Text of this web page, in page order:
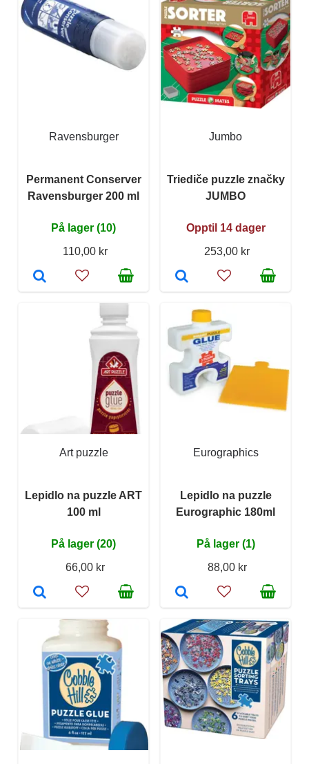
Ravensburger
Permanent Conserver
Ravensburger 200 ml
På lager (10)
110,00 kr
Jumbo
Triediče puzzle značky
JUMBO
Opptil 14 dager
253,00 kr
Art puzzle
Lepidlo na puzzle ART
100 ml
På lager (20)
66,00 kr
Eurographics
Lepidlo na puzzle
Eurographic 180ml
På lager (1)
88,00 kr